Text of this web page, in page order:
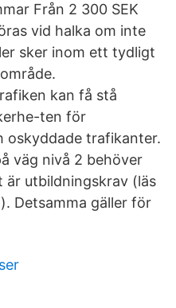
Från 2 300 SEK
vid halka om inte
sker inom ett tydligt
kan få stå
ten för
oskyddade trafikanter.
väg nivå 2 behöver
är utbildningskrav (läs
Detsamma gäller för